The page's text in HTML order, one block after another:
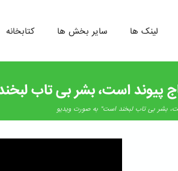
کتابخانه سایر بخش ها لینک ها
پیوند است، بشر بی تاب
بشر بی تاب لبخند است" به صورت ویدیو